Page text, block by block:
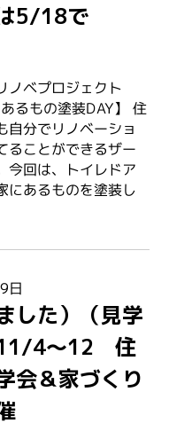
5/18で
ノベプロジェクト
るもの塗装DAY】 住
自分でリノベーショ
ることができるザー
今回は、トイレドア
にあるものを塗装し
日
した）（見学
4～12 住
会＆家づくり